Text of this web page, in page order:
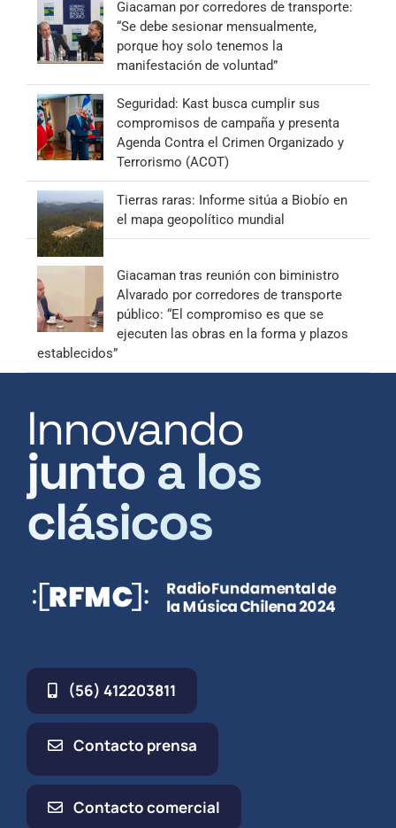
Giacaman por corredores de transporte:
“Se debe sesionar mensualmente,
porque hoy solo tenemos la
manifestación de voluntad”
Seguridad: Kast busca cumplir sus
compromisos de campaña y presenta
Agenda Contra el Crimen Organizado y
Terrorismo (ACOT)
Tierras raras: Informe sitúa a Biobío en
el mapa geopolítico mundial
Giacaman tras reunión con biministro
Alvarado por corredores de transporte
público: “El compromiso es que se
ejecuten las obras en la forma y plazos
establecidos”
Innovando
junto a los
clásicos
(56) 412203811
Contacto prensa
Contacto comercial